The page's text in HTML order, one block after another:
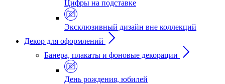
Цифры на подставке
Эксклюзивный дизайн вне коллекций
Декор для оформлений
Банера, плакаты и фоновые декорации
День рождения, юбилей